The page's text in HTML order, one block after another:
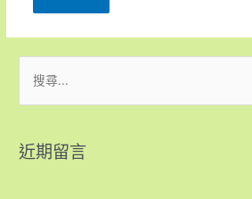
近期留言